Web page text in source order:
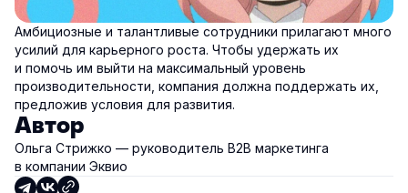
Амбициозные и талантливые сотрудники прилагают много
усилий для карьерного роста. Чтобы удержать их
и помочь им выйти на максимальный уровень
производительности, компания должна поддержать их,
предложив условия для развития.
Автор
Ольга Стрижко — руководитель В2В маркетинга
в компании Эквио